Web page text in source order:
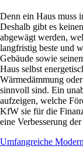
Denn ein Haus muss
Deshalb gibt es
abgewägt werden,
langfristig beste und
Gebäude sowie
Haus selbst
Wärmedämmung
sinnvoll sind. Ein
aufzeigen, welche
KfW sie für die
eine Verbesserung
Umfangreiche